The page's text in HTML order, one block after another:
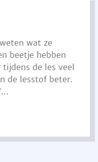
wat ze
beetje hebben
de les veel
de lesstof beter.